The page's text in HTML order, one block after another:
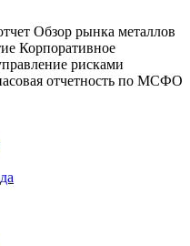
Обзор рынка металлов
Корпоративное
рисками
отчетность по МСФО